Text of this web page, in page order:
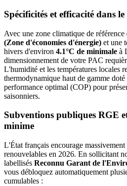
Spécificités et efficacité dans
Avec une zone climatique de
(Zone d'économies d'énergie) et une
hivers d'environ 4.1°C de minimale à
dimensionnement de votre PAC
L'humidité et les températures locales
thermodynamique haut de gamme
performance optimal (COP) pour
saisonniers.
Subventions publiques RGE
minime
L'État français encourage massivement
renouvelables en 2026. En sollicitant
labellisés Reconnu Garant de
vous débloquez automatiquement
cumulables :